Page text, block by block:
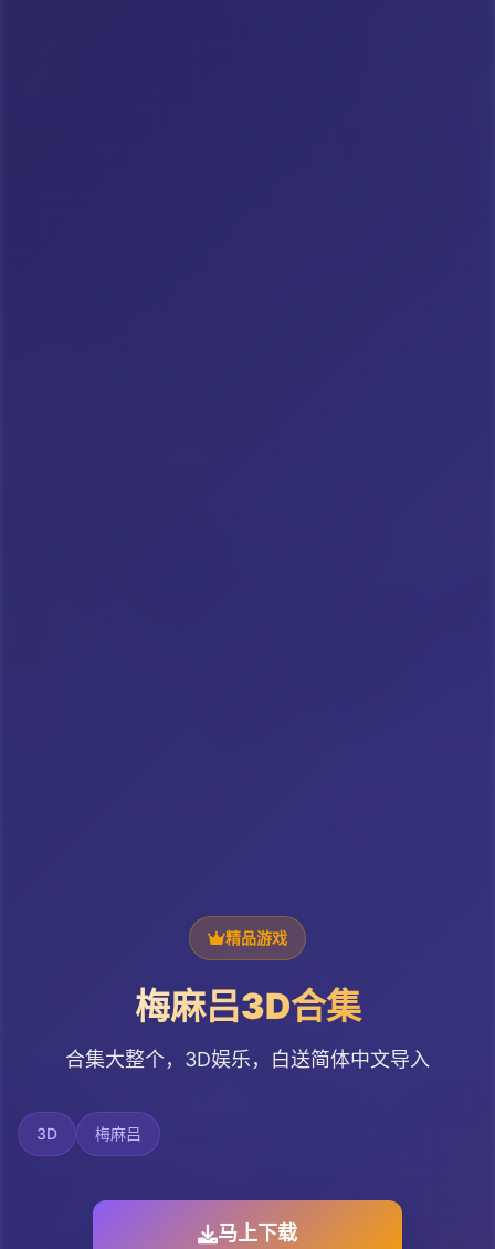
精品游戏
梅麻吕3D合集
合集大整个，3D娱乐，白送简体中文导入
3D 梅麻吕
马上下载